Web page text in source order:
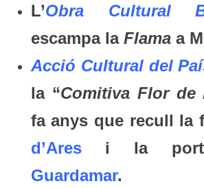
L’Obra Cultural
escampa la Flamaa
Acció Cultural del
la “Comitiva Flor de
fa anys que recull la
d’Ares
i la
Guardamar.